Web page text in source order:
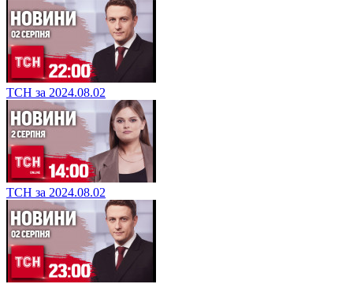
ТСН за 2024.08.02
ТСН за 2024.08.02